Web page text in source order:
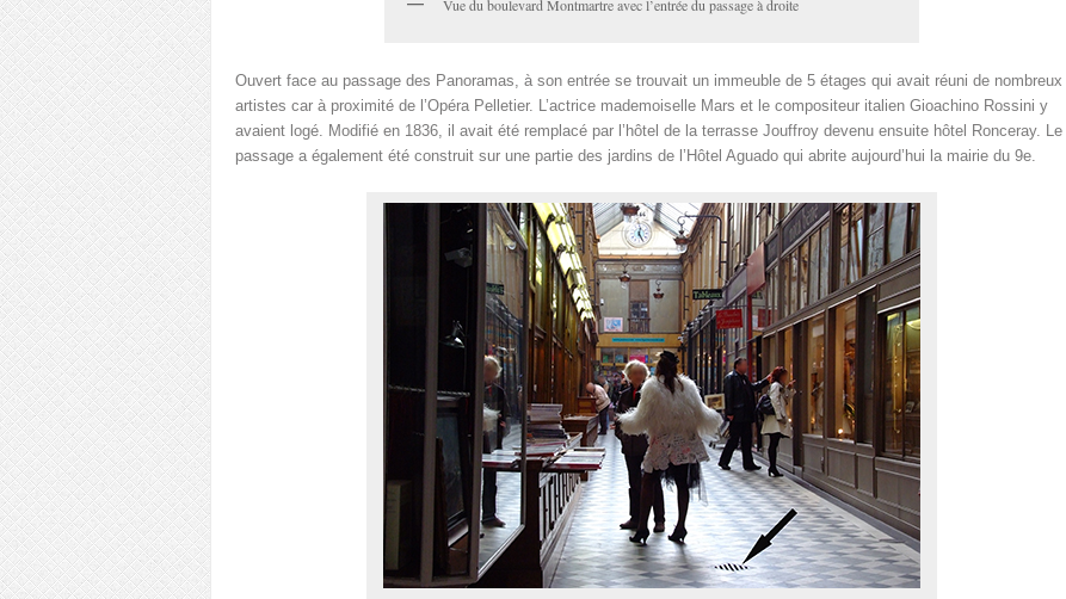
Vue du boulevard Montmartre avec l’entrée du passage à droite
Ouvert face au passage des Panoramas, à son entrée se trouvait un immeuble de 5 étages qui avait réuni de nombreux
artistes car à proximité de l’Opéra Pelletier. L’actrice mademoiselle Mars et le compositeur italien Gioachino Rossini y
avaient logé. Modifié en 1836, il avait été remplacé par l’hôtel de la terrasse Jouffroy devenu ensuite hôtel Ronceray. Le
passage a également été construit sur une partie des jardins de l’Hôtel Aguado qui abrite aujourd’hui la mairie du 9e.